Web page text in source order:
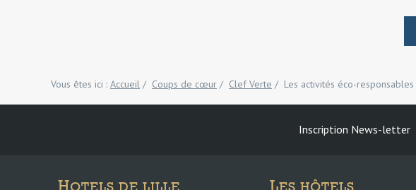
Vous êtes ici : Accueil / Coups de cœur / Clef Verte / Les activités éco-responsables
Inscription News-letter
H L